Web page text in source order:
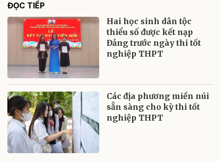
ĐỌC TIẾP
Hai học sinh dân tộc
thiểu số được kết nạp
Đảng trước ngày thi tốt
nghiệp THPT
Các địa phương miền núi
sẵn sàng cho kỳ thi tốt
nghiệp THPT